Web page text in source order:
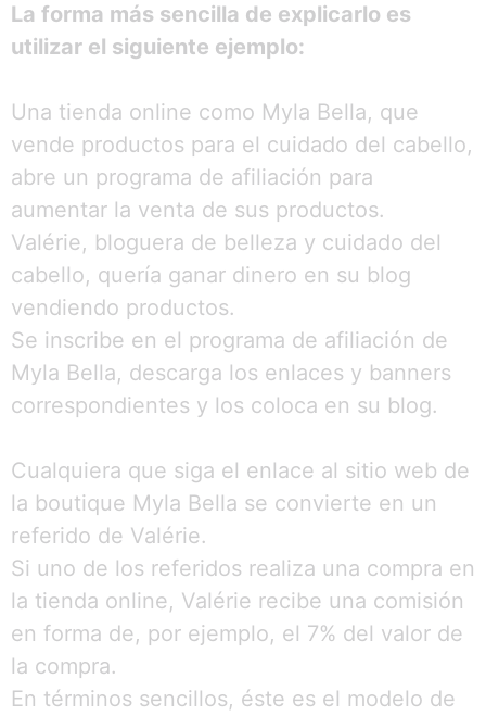
La forma más sencilla de explicarlo es
utilizar el siguiente ejemplo:
Una tienda online como Myla Bella, que
vende productos para el cuidado del cabello,
abre un programa de afiliación para
aumentar la venta de sus productos.
Valérie, bloguera de belleza y cuidado del
cabello, quería ganar dinero en su blog
vendiendo productos.
Se inscribe en el programa de afiliación de
Myla Bella, descarga los enlaces y banners
correspondientes y los coloca en su blog.
Cualquiera que siga el enlace al sitio web de
la boutique Myla Bella se convierte en un
referido de Valérie.
Si uno de los referidos realiza una compra en
la tienda online, Valérie recibe una comisión
en forma de, por ejemplo, el 7% del valor de
la compra.
En términos sencillos, éste es el modelo de